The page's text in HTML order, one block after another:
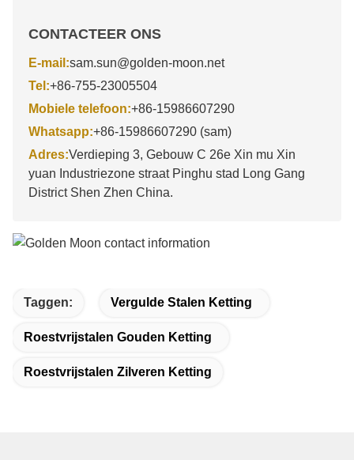
CONTACTEER ONS
E-mail:sam.sun@golden-moon.net
Tel:+86-755-23005504
Mobiele telefoon:+86-15986607290
Whatsapp:+86-15986607290 (sam)
Adres:Verdieping 3, Gebouw C 26e Xin mu Xin
yuan Industriezone straat Pinghu stad Long Gang
District Shen Zhen China.
Taggen: Vergulde Stalen Ketting
Roestvrijstalen Gouden Ketting
Roestvrijstalen Zilveren Ketting